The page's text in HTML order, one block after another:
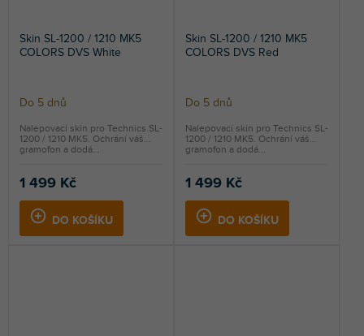
Skin SL-1200 / 1210 MK5
COLORS DVS White
Do 5 dnů
1 499 Kč
DO KOŠÍKU
Nalepovací skin pro Technics SL-
1200 / 1210 MK5. Ochrání váš
gramofon a dodá...
Skin SL-1200 / 1210 MK5
COLORS DVS Red
Do 5 dnů
1 499 Kč
DO KOŠÍKU
Nalepovací skin pro Technics SL-
1200 / 1210 MK5. Ochrání váš
gramofon a dodá...